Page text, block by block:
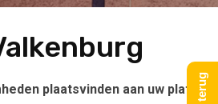
plaatsvinden aan uw platte